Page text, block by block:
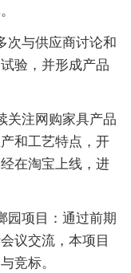
与供应商讨论和
验，并形成产品
注网购家具产品
和工艺特点，开
在淘宝上线，进
项目：通过前期
议交流，本项目
竞标。